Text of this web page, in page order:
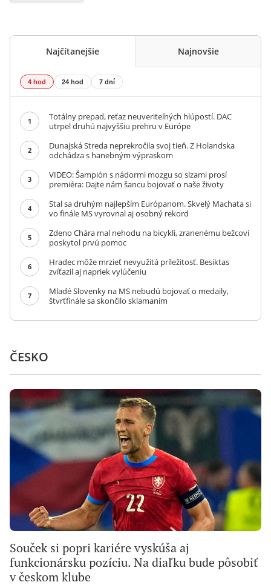
Najčítanejšie Najnovšie
4 hod 24 hod 7 dní
1
Totálny prepad, reťaz neuveriteľných hlúpostí. DAC
utrpel druhú najvyššiu prehru v Európe
2
Dunajská Streda neprekročila svoj tieň. Z Holandska
odchádza s hanebným výpraskom
3
VIDEO: Šampión s nádormi mozgu so slzami prosí
premiéra: Dajte nám šancu bojovať o naše životy
4
Stal sa druhým najlepším Európanom. Skvelý Machata si
vo finále MS vyrovnal aj osobný rekord
5
Zdeno Chára mal nehodu na bicykli, zranenému bežcovi
poskytol prvú pomoc
6
Hradec môže mrzieť nevyužitá príležitosť. Besiktas
zvíťazil aj napriek vylúčeniu
7
Mladé Slovenky na MS nebudú bojovať o medaily,
štvrťfinále sa skončilo sklamaním
ČESKO
Souček si popri kariére vyskúša aj
funkcionársku pozíciu. Na diaľku bude pôsobiť
v českom klube